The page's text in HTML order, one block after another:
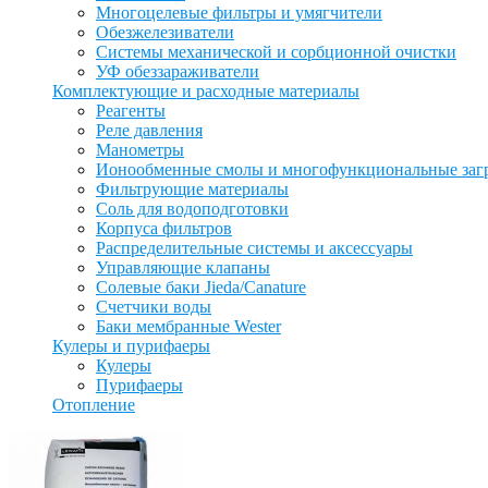
Многоцелевые фильтры и умягчители
Обезжелезиватели
Системы механической и сорбционной очистки
УФ обеззараживатели
Комплектующие и расходные материалы
Реагенты
Реле давления
Манометры
Ионообменные смолы и многофункциональные
Фильтрующие материалы
Соль для водоподготовки
Корпуса фильтров
Распределительные системы и аксессуары
Управляющие клапаны
Солевые баки Jieda/Canature
Счетчики воды
Баки мембранные Wester
Кулеры и пурифаеры
Кулеры
Пурифаеры
Отопление